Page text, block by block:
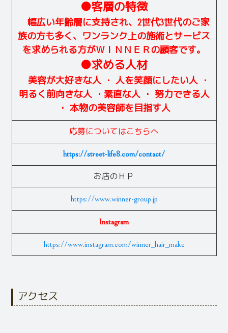
●客層の特徴
幅広い年齢層に支持され、2世代3世代のご家
族の方も多く、ワンランク上の施術とサービス
を求められる方がＷＩＮＮＥＲの顧客です。
●求める人材
美容が大好きな人 ・ 人を笑顔にしたい人 ・
明るく前向きな人 ・素直な人 ・ 努力できる人
・ 本物の美容師を目指す人
応募についてはこちらへ
https://street-life8.com/contact/
お店のＨＰ
https://www.winner-group.jp
Instagram
https://www.instagram.com/winner_hair_make
アクセス